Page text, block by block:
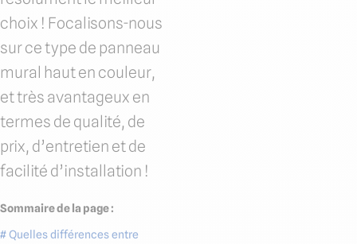
choix ! Focalisons-nous
sur ce type de panneau
mural haut en couleur,
et très avantageux en
termes de qualité, de
prix, d’entretien et de
facilité d’installation !
Sommaire de la page :
# Quelles différences entre